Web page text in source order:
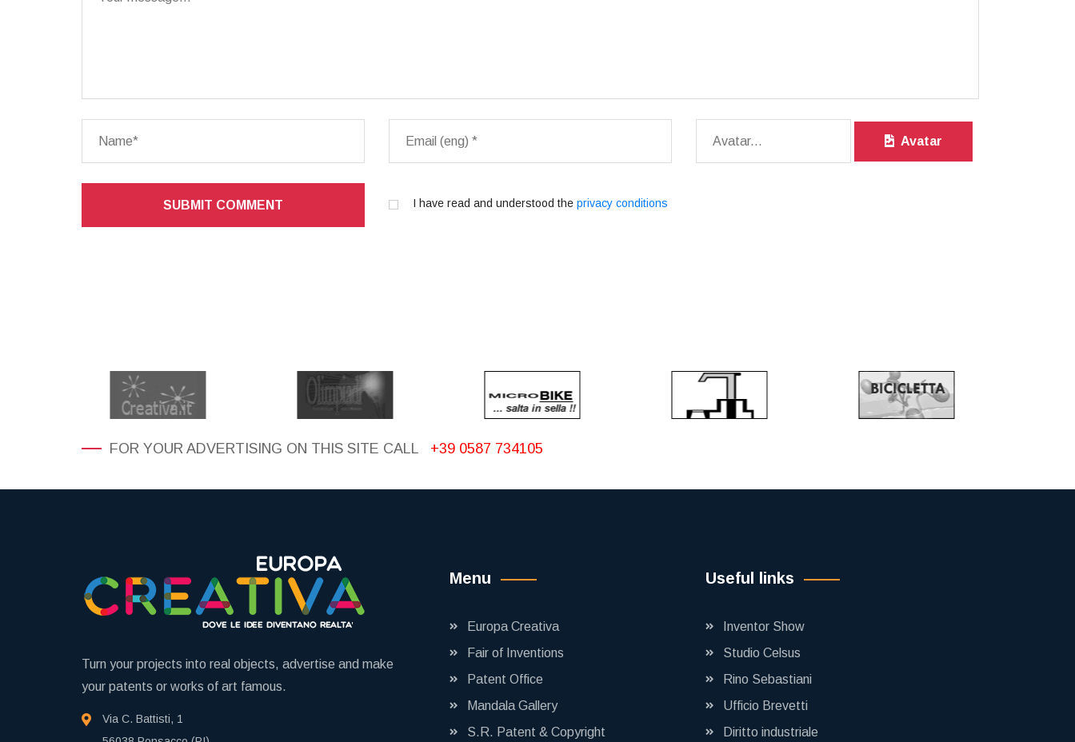
Avatar
SUBMIT COMMENT I have read and understood the privacy conditions
FOR YOUR ADVERTISING ON THIS SITE CALL +39 0587 734105
Turn your projects into real objects, advertise and make
your patents or works of art famous.
Via C. Battisti, 1
Menu
Europa Creativa
Fair of Inventions
Patent Office
Mandala Gallery
S.R. Patent & Copyright
Useful links
Inventor Show
Studio Celsus
Rino Sebastiani
Ufficio Brevetti
Diritto industriale